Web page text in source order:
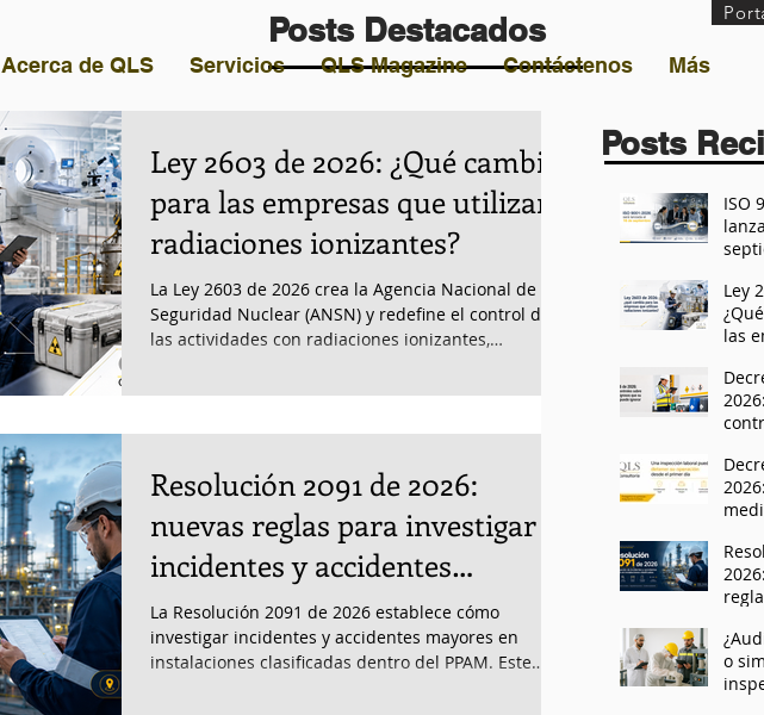
Acerca de QLS Servicios QLS Magazine Contáctenos Más
Posts Destacados
Ley 2603 de 2026: ¿Qué cambia
para las empresas que utilizan
radiaciones ionizantes?
La Ley 2603 de 2026 crea la Agencia Nacional de
Seguridad Nuclear (ANSN) y redefine el control de
las actividades con radiaciones ionizantes,
transporte, gestión de desechos y sanciones,
organizaciones para prepararse y fortalecer su
Resolución 2091 de 2026:
nuevas reglas para investigar
incidentes y accidentes
mayores en instalaciones
clasificadas
La Resolución 2091 de 2026 establece cómo
investigar incidentes y accidentes mayores en
instalaciones clasificadas dentro del PPAM. Este
Posts
ISO
Ley
las
que
o